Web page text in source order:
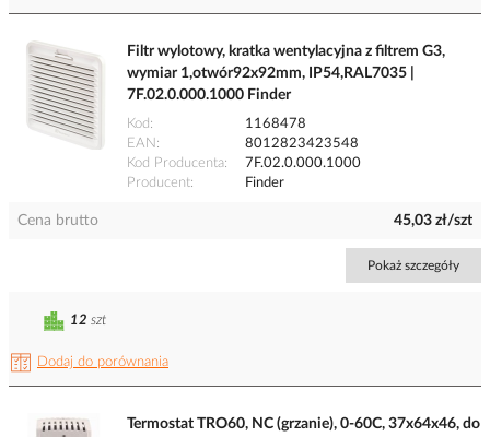
Filtr wylotowy, kratka wentylacyjna z filtrem G3,
wymiar 1,otwór92x92mm, IP54,RAL7035 |
7F.02.0.000.1000 Finder
Kod
1168478
EAN
8012823423548
Kod Producenta
7F.02.0.000.1000
Producent
Finder
Cena brutto 45,03 zł/szt
Pokaż szczegóły
Dodaj do porównania
12 szt
Termostat TRO60, NC (grzanie), 0-60C, 37x64x46, do